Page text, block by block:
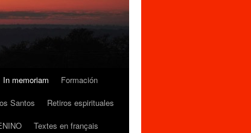
In memoriam
Formación
Santos
Retiros espirituales
Textes en français